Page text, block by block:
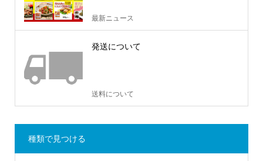
最新ニュース
発送について
送料について
種類で見つける